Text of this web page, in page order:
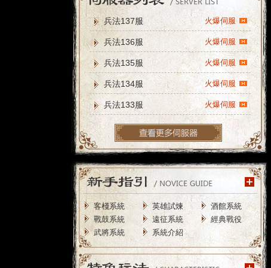
兵法137服 火爆伺服
兵法136服 火爆伺服
兵法135服 火爆伺服
兵法134服 火爆伺服
兵法133服 火爆伺服
客棧系統 英雄試煉
酒館系統
戰鼓系統
遠征系統
經典戰役
武將系統
系統介紹